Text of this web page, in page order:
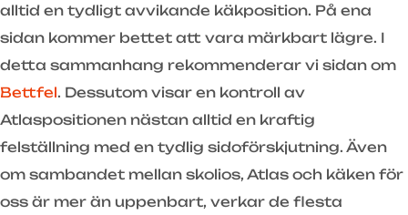
alltid en tydligt avvikande käkposition. På ena
sidan kommer bettet att vara märkbart lägre. I
detta sammanhang rekommenderar vi sidan om
Bettfel. Dessutom visar en kontroll av
Atlaspositionen nästan alltid en kraftig
felställning med en tydlig sidoförskjutning. Även
om sambandet mellan skolios, Atlas och käken för
oss är mer än uppenbart, verkar de flesta